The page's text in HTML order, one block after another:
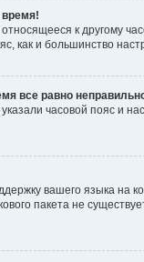
к другому
как и большинство
все равно
часовой пояс и
вашего языка на
пакета не